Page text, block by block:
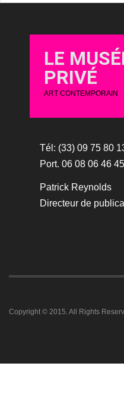
LE
PRIVÉ
ART CONTEMPORAIN
Tél: (33) 09 75 80
Port. 06 08 06 46 45
Patrick Reynolds
Directeur de
Copyright © 2015. All Rights